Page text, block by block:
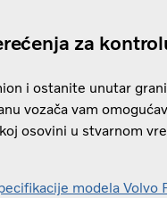
za
i ostanite unutar
vozača vam
osovini u stvarnom
modela Volvo